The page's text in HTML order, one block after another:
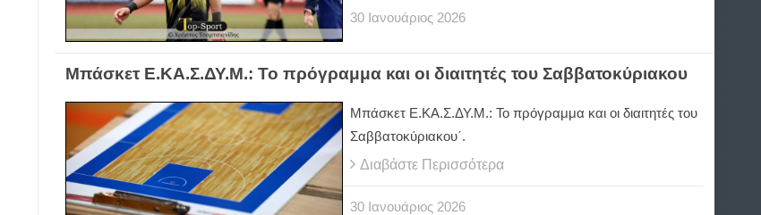
30 Ιανουάριος 2026
Μπάσκετ Ε.ΚΑ.Σ.ΔΥ.Μ.: Το πρόγραμμα και οι διαιτητές του Σαββατοκύριακου
Μπάσκετ Ε.ΚΑ.Σ.ΔΥ.Μ.: Το πρόγραμμα και οι διαιτητές του
Σαββατοκύριακου΄.
Διαβάστε Περισσότερα
30 Ιανουάριος 2026